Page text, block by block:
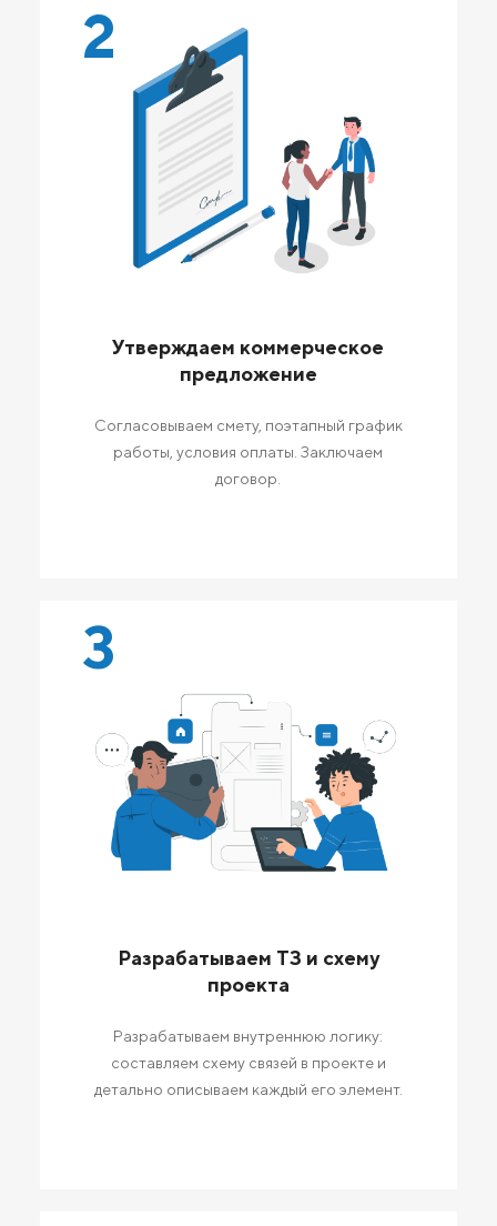
2
Утверждаем коммерческое
предложение
Согласовываем смету, поэтапный график
работы, условия оплаты. Заключаем
договор.
3
Разрабатываем ТЗ и схему
проекта
Разрабатываем внутреннюю логику:
составляем схему связей в проекте и
детально описываем каждый его элемент.